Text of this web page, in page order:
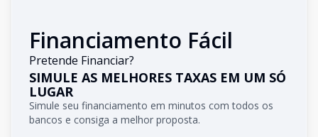
Financiamento Fácil
Pretende Financiar?
SIMULE AS MELHORES TAXAS EM UM SÓ
LUGAR
Simule seu financiamento em minutos com todos os
bancos e consiga a melhor proposta.